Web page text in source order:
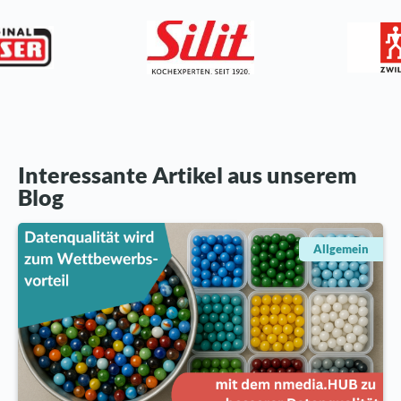
Interessante Artikel aus unserem
Blog
Allgemein